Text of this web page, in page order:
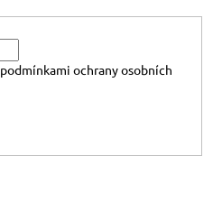
podmínkami ochrany osobních